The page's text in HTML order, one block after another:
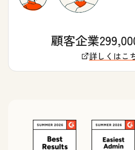
顧客企業
詳しくはこ